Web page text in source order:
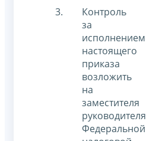
Контроль
за
исполнением
настоящего
приказа
возложить
на
заместителя
руководителя
Федеральной